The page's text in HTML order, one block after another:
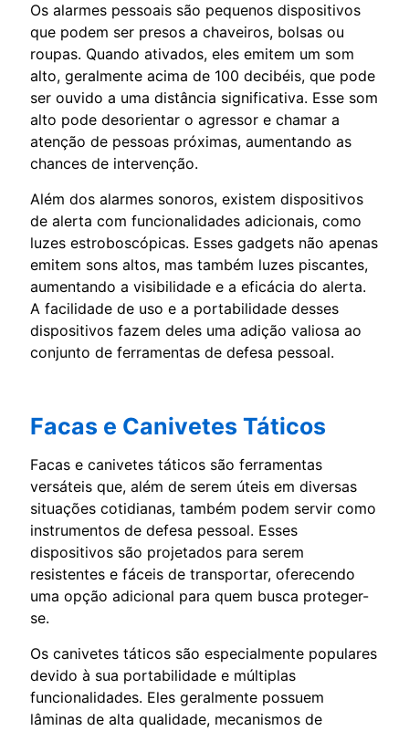
Os alarmes pessoais são pequenos dispositivos
que podem ser presos a chaveiros, bolsas ou
roupas. Quando ativados, eles emitem um som
alto, geralmente acima de 100 decibéis, que pode
ser ouvido a uma distância significativa. Esse som
alto pode desorientar o agressor e chamar a
atenção de pessoas próximas, aumentando as
chances de intervenção.
Além dos alarmes sonoros, existem dispositivos
de alerta com funcionalidades adicionais, como
luzes estroboscópicas. Esses gadgets não apenas
emitem sons altos, mas também luzes piscantes,
aumentando a visibilidade e a eficácia do alerta.
A facilidade de uso e a portabilidade desses
dispositivos fazem deles uma adição valiosa ao
conjunto de ferramentas de defesa pessoal.
Facas e Canivetes Táticos
Facas e canivetes táticos são ferramentas
versáteis que, além de serem úteis em diversas
situações cotidianas, também podem servir como
instrumentos de defesa pessoal. Esses
dispositivos são projetados para serem
resistentes e fáceis de transportar, oferecendo
uma opção adicional para quem busca proteger-
se.
Os canivetes táticos são especialmente populares
devido à sua portabilidade e múltiplas
funcionalidades. Eles geralmente possuem
lâminas de alta qualidade, mecanismos de